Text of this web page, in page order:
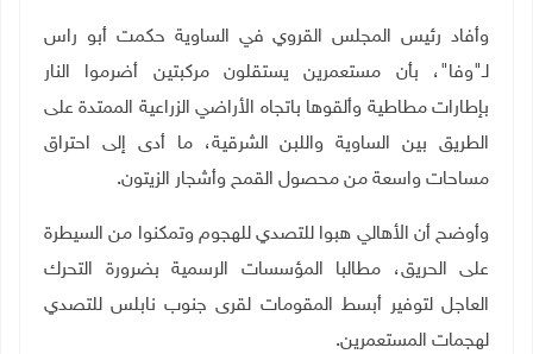
وأفاد رئيس المجلس القروي في الساوية حكمت أبو راس
لـ"وفا"، بأن مستعمرين يستقلون مركبتين أضرموا النار
بإطارات مطاطية وألقوها باتجاه الأراضي الزراعية الممتدة على
الطريق بين الساوية واللبن الشرقية، ما أدى إلى احتراق
مساحات واسعة من محصول القمح وأشجار الزيتون.
وأوضح أن الأهالي هبوا للتصدي للهجوم وتمكنوا من السيطرة
على الحريق، مطالبا المؤسسات الرسمية بضرورة التحرك
العاجل لتوفير أبسط المقومات لقرى جنوب نابلس للتصدي
لهجمات المستعمرين.